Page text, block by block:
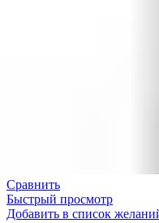
Сравнить
Быстрый просмотр
Добавить в список